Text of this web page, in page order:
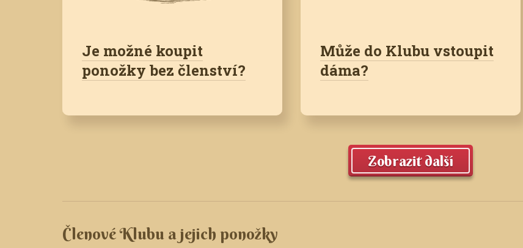
Je možné koupit
ponožky bez členství?
Může do Klubu vstoupit
dáma?
Zobrazit další
Členové Klubu a jejich ponožky